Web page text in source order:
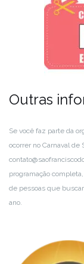
Outras
Se você faz parte da
ocorrer no Carnaval de
programação
de pessoas que
ano.